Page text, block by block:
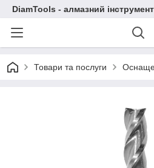
DiamTools - алмазний
Товари та послуги